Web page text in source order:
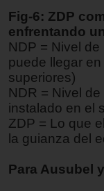
Fig-6: ZDP
enfrentando
NDP = Nivel
puede llegar
superiores)
NDR = Nivel
instalado en el
ZDP = Lo que
la guianza del
Para Ausubel